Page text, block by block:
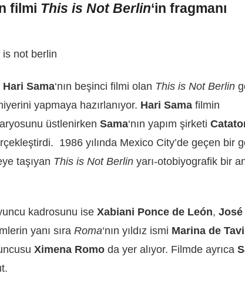
filmi This is Not Berlin‘in fragmanı
Hari Sama‘nın beşinci filmi olan This is Not Berlin
yapmaya hazırlanıyor. Hari Sama filmin
üstlenirken Sama‘nın yapım şirketi
1986 yılında Mexico City’de geçen bir
taşıyan This is Not Berlin yarı-otobiyografik bir
kadrosunu ise Xabiani Ponce de León,
yanı sıra Roma‘nın yıldız ismi Marina de
Ximena Romo da yer alıyor. Filmde ayrıca